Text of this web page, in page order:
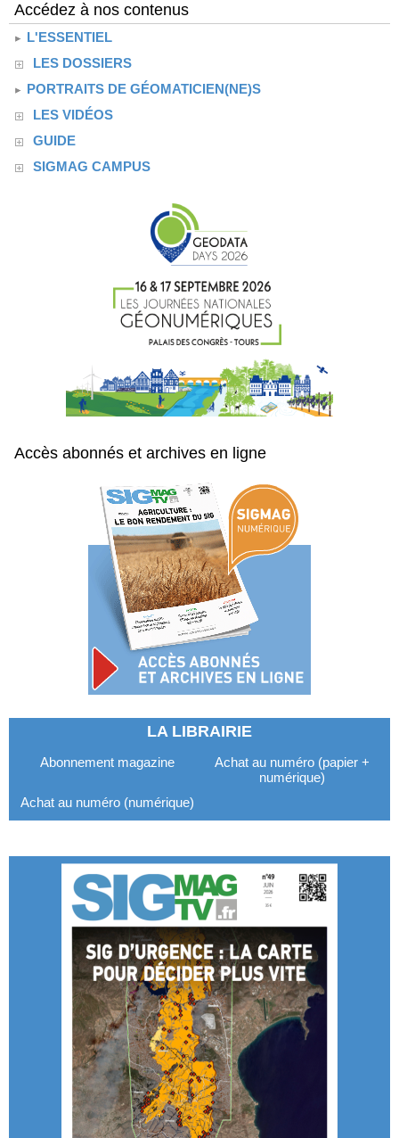
Accédez à nos contenus
L'ESSENTIEL
LES DOSSIERS
PORTRAITS DE GÉOMATICIEN(NE)S
LES VIDÉOS
GUIDE
SIGMAG CAMPUS
Accès abonnés et archives en ligne
LA LIBRAIRIE
Abonnement magazine
Achat au numéro (papier +
numérique)
Achat au numéro (numérique)